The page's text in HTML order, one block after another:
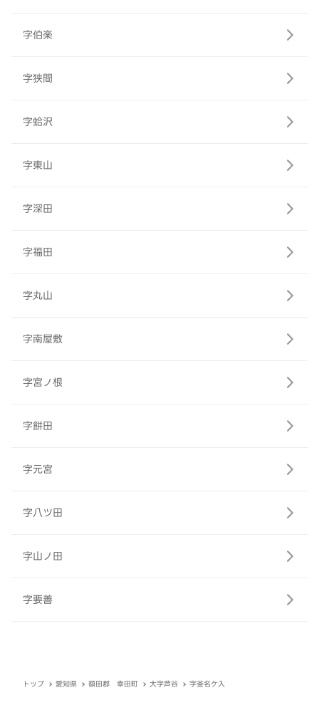
字伯楽
字狭間
字蛤沢
字東山
字深田
字福田
字丸山
字南屋敷
字宮ノ根
字餅田
字元宮
字八ツ田
字山ノ田
字要善
トップ 愛知県 額田郡 幸田町 大字芦谷 字釜名ケ入